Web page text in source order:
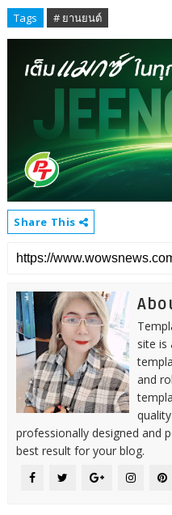
Tags # ยานยนต์
Share This
site is
and
professionally designed and
best result for your blog.